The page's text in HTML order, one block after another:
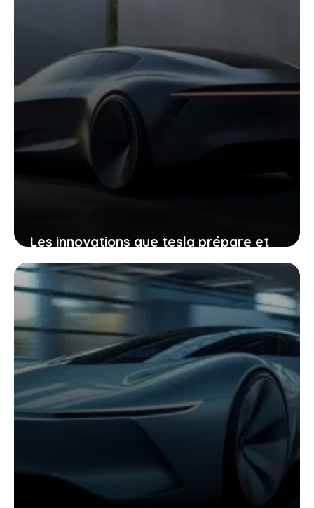
Les innovations que tesla prépare et
qui vont transformer votre expérience
de conduite
27 décembre 2025